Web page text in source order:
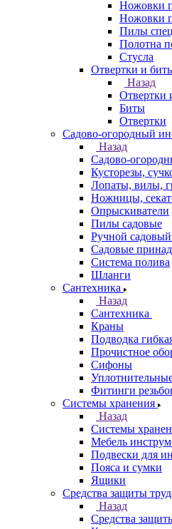
Ножовки
Ножовки
Пилы
Полотна
Стусла
Отвертки и
Назад
Отвертки
Биты
Отвертки
Садово-огородный
Назад
Садово-
Кусторезы,
Лопаты, вилы,
Ножницы,
Опрыскиватели
Пилы садовые
Ручной
Садовые
Система полива
Шланги
Сантехника
Назад
Сантехника
Краны
Подводка
Прочистное
Сифоны
Фитинги
Системы хранения
Назад
Системы
Мебель
Подвески для
Пояса и сумки
Ящики
Средства защиты
Назад
Средства